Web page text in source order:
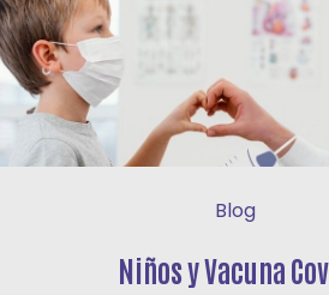
Blog
Niños y Vacuna